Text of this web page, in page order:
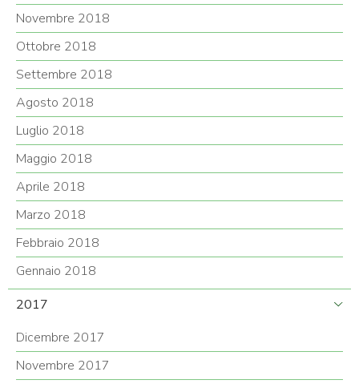
Novembre 2018
Ottobre 2018
Settembre 2018
Agosto 2018
Luglio 2018
Maggio 2018
Aprile 2018
Marzo 2018
Febbraio 2018
Gennaio 2018
2017
Dicembre 2017
Novembre 2017